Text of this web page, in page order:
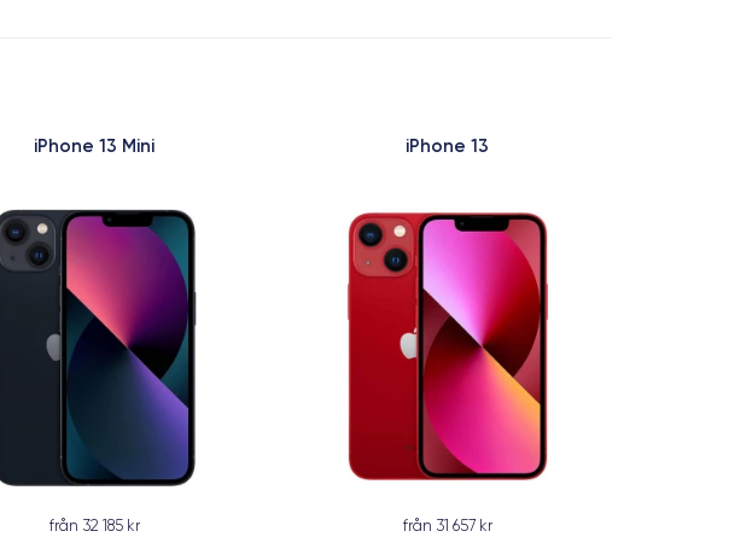
iPhone 13 Mini
från 32 185 kr
iPhone 13
från 31 657 kr